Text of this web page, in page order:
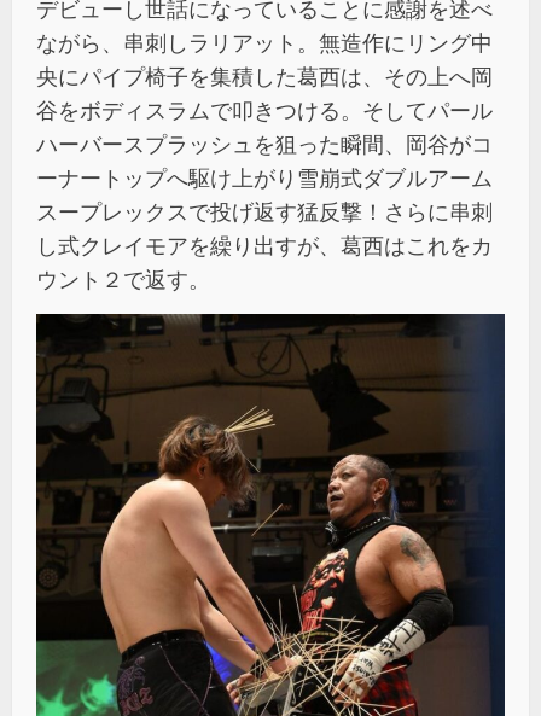
デビューし世話になっていることに感謝を述べ
ながら、串刺しラリアット。無造作にリング中
央にパイプ椅子を集積した葛西は、その上へ岡
谷をボディスラムで叩きつける。そしてパール
ハーバースプラッシュを狙った瞬間、岡谷がコ
ーナートップへ駆け上がり雪崩式ダブルアーム
スープレックスで投げ返す猛反撃！さらに串刺
し式クレイモアを繰り出すが、葛西はこれをカ
ウント２で返す。